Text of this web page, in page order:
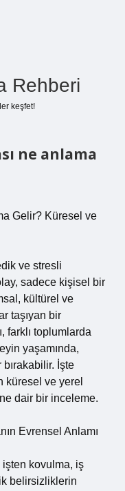
Rehberi
keşfet!
ne anlama
Gelir? Küresel ve
ve stresli
sadece kişisel bir
kültürel ve
taşıyan bir
farklı toplumlarda
yaşamında,
İşte
küresel ve yerel
dair bir inceleme.
Evrensel Anlamı
işten kovulma, iş
belirsizliklerin